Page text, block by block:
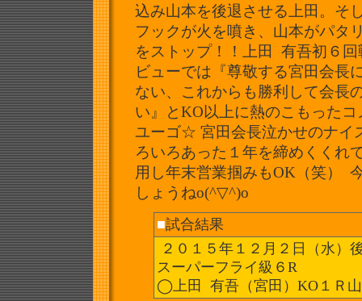
込み山本を後退させる上田。そ
フックが火を噴き、山本がパタ
をストップ！！上田 有吾初６
ビューでは『尊敬する宮田会長
ない、 これからも勝利して会長
い』とKO以上に熱のこもった
ユーゴ☆ 宮田会長泣かせのナ
ろいろあった１年を締めくくれ
用し年末営業掴みもOK（笑）
しょうねo(^▽^)o
■試合結果
２０１５年１２月２日（水）
スーパーフライ級６R
◯上田 有吾（宮田）KO１Ｒ